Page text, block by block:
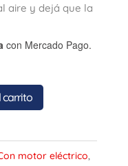
aire y dejá que la
con Mercado Pago.
carrito
motor eléctrico,